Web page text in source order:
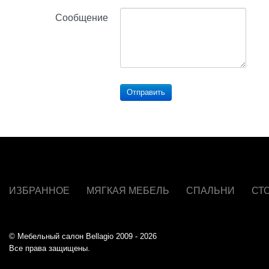
Сообщение
Отправить
ИЗБРАННОЕ МЯГКАЯ МЕБЕЛЬ СПАЛЬНИ
© Мебельный салон Bellagio 2009 - 2026
Все права защищены.